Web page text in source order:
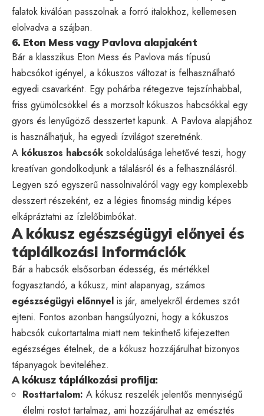
falatok kiválóan passzolnak a forró italokhoz, kellemesen
elolvadva a szájban.
6. Eton Mess vagy Pavlova alapjaként
Bár a klasszikus Eton Mess és Pavlova más típusú
habcsókot igényel, a kókuszos változat is felhasználható
egyedi csavarként. Egy pohárba rétegezve tejszínhabbal,
friss gyümölcsökkel és a morzsolt kókuszos habcsókkal egy
gyors és lenyűgöző desszertet kapunk. A Pavlova alapjához
is használhatjuk, ha egyedi ízvilágot szeretnénk.
A kókuszos habcsók sokoldalúsága lehetővé teszi, hogy
kreatívan gondolkodjunk a tálalásról és a felhasználásról.
Legyen szó egyszerű nassolnivalóról vagy egy komplexebb
desszert részeként, ez a légies finomság mindig képes
elkápráztatni az ízlelőbimbókat.
A kókusz egészségügyi előnyei és
táplálkozási információk
Bár a habcsók elsősorban édesség, és mértékkel
fogyasztandó, a kókusz, mint alapanyag, számos
egészségügyi előnnyel is jár, amelyekről érdemes szót
ejteni. Fontos azonban hangsúlyozni, hogy a kókuszos
habcsók cukortartalma miatt nem tekinthető kifejezetten
egészséges ételnek, de a kókusz hozzájárulhat bizonyos
tápanyagok beviteléhez.
A kókusz táplálkozási profilja:
Rosttartalom: A kókusz reszelék jelentős mennyiségű
élelmi rostot tartalmaz, ami hozzájárulhat az emésztés